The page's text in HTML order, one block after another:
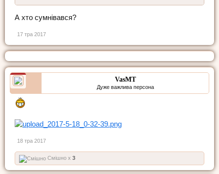
А хто сумнівався?
17 тра 2017
VasMT
Дуже важлива персона
18 тра 2017
Смішно x 3